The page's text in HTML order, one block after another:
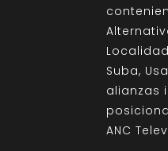
Suba,
alianzas
ANC